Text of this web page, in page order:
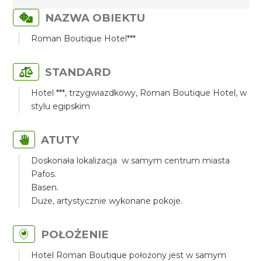
NAZWA OBIEKTU
Roman Boutique Hotel***
STANDARD
Hotel ***, trzygwiazdkowy, Roman Boutique Hotel, w
stylu egipskim
ATUTY
Doskonała lokalizacja w samym centrum miasta
Pafos.
Basen.
Duże, artystycznie wykonane pokoje.
POŁOŻENIE
Hotel Roman Boutique położony jest w samym